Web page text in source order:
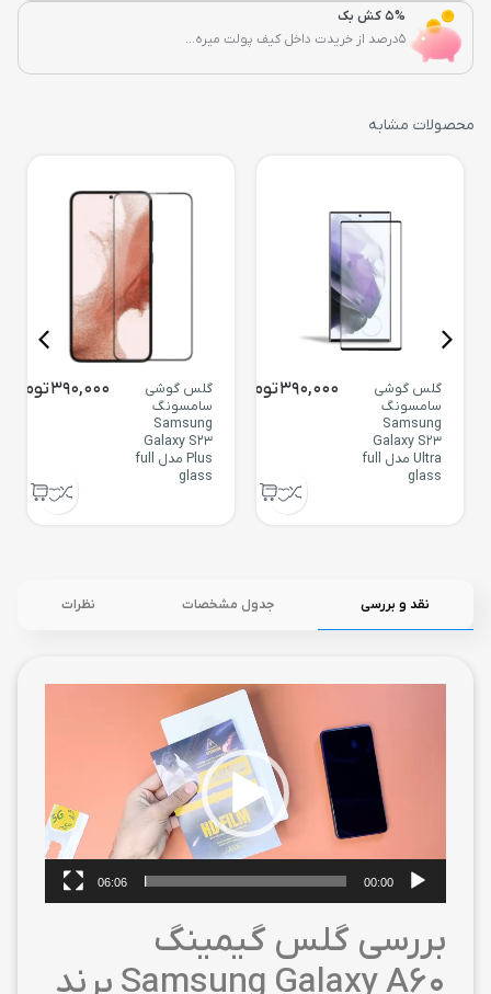
5% کش بک
5درصد از خریدت داخل کیف پولت میره...
محصولات مشابه
گلس گوشی
سامسونگ
Samsung
Galaxy S23
Ultra مدل full
glass
390,000تومان
گلس گوشی
سامسونگ
Samsung
Galaxy S23
Plus مدل full
glass
390,000تومان
نقد و بررسی جدول مشخصات نظرات
00:00
06:06
بررسی گلس گیمینگ
Samsung Galaxy A60 برند